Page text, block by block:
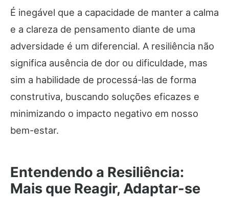
É inegável que a capacidade de manter a calma
e a clareza de pensamento diante de uma
adversidade é um diferencial. A resiliência não
significa ausência de dor ou dificuldade, mas
sim a habilidade de processá-las de forma
construtiva, buscando soluções eficazes e
minimizando o impacto negativo em nosso
bem-estar.
Entendendo a Resiliência:
Mais que Reagir, Adaptar-se